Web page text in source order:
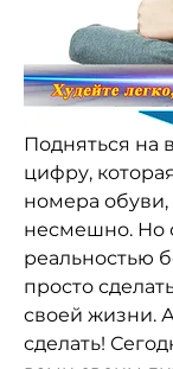
Подняться на
цифру,
номера обуви,
несмешно. Но
реальностью
просто
своей жизни.
сделать!